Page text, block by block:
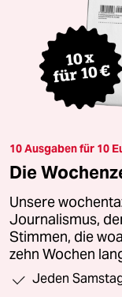
10 Ausgaben für 10
Die
Unsere
Journalismus,
Stimmen, die
zehn Wochen
Jeden